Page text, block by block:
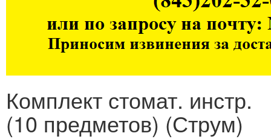
Комплект стомат. инстр.
(10 предметов) (Струм)